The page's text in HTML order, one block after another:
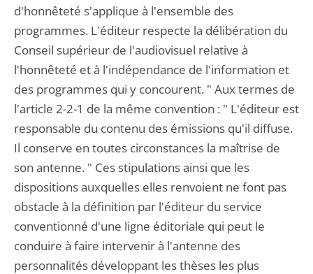
d'honnêteté s'applique à l'ensemble des
programmes. L'éditeur respecte la délibération du
Conseil supérieur de l'audiovisuel relative à
l'honnêteté et à l'indépendance de l'information et
des programmes qui y concourent. " Aux termes de
l'article 2-2-1 de la même convention : " L'éditeur est
responsable du contenu des émissions qu'il diffuse.
Il conserve en toutes circonstances la maîtrise de
son antenne. " Ces stipulations ainsi que les
dispositions auxquelles elles renvoient ne font pas
obstacle à la définition par l'éditeur du service
conventionné d'une ligne éditoriale qui peut le
conduire à faire intervenir à l'antenne des
personnalités développant les thèses les plus